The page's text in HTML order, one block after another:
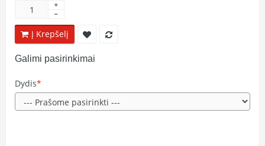
Į Krepšelį
Galimi pasirinkimai
Dydis